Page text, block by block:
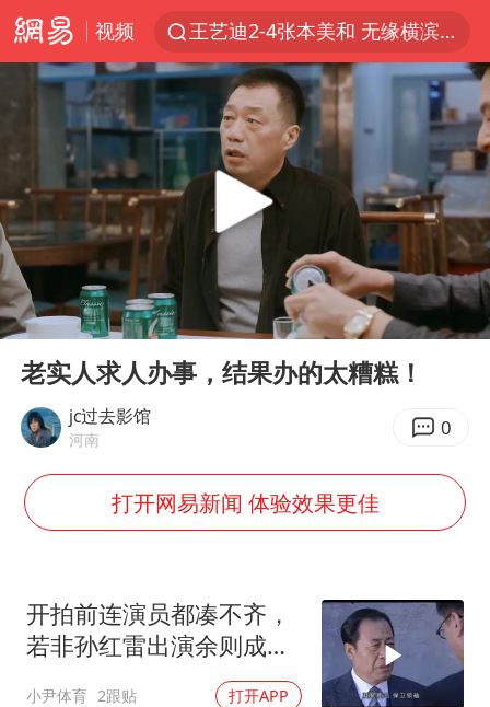
视频
王艺迪2-4张本美和 无缘横滨赛决赛
四川宜宾5.5级地震后余震为何不断
2026年7月份居民消费价格同比上涨0.5%
浙江海域将现5到8米巨浪到狂浪
伯克希尔净买入约200亿美元股票
“伊斯兰版北约”出现
武契奇会见泽连斯基有何意图
上海大部迎大暴雨
以军士兵把枪口对准中国记者
方桃子代言广告视频已下架
河南警方公开征集黑恶犯罪线索
构建更高水平的全民健身公共服务体系
Play
00:00 02:23
老实人求人办事，结果办的太糟糕！
jc过去影馆
河南 0
打开网易新闻 体验效果更佳
开拍前连演员都凑不齐，
若非孙红雷出演余则成，
小尹体育 2跟贴 打开APP